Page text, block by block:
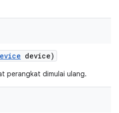
device)
perangkat dimulai ulang.